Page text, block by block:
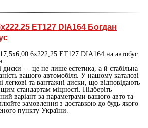
ET127 DIA164 Богдан
6х222,25 ET127 DIA164 на автобус
диски — це не лише естетика, а й стабільна
вашого автомобіля. У нашому каталозі
легкові та вантажні диски, що відповідають
стандартам міцності. Підберіть
варіант за параметрами вашого авто та
замовлення з доставкою до будь-якого
пункту України.